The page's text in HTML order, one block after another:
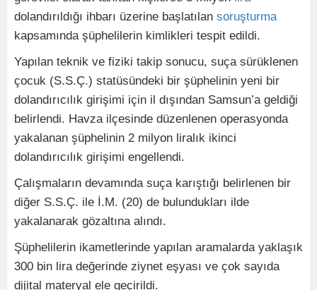
dolandırıldığı ihbarı üzerine başlatılan soruşturma
kapsamında şüphelilerin kimlikleri tespit edildi.
Yapılan teknik ve fiziki takip sonucu, suça sürüklenen
çocuk (S.S.Ç.) statüsündeki bir şüphelinin yeni bir
dolandırıcılık girişimi için il dışından Samsun’a geldiği
belirlendi. Havza ilçesinde düzenlenen operasyonda
yakalanan şüphelinin 2 milyon liralık ikinci
dolandırıcılık girişimi engellendi.
Çalışmaların devamında suça karıştığı belirlenen bir
diğer S.S.Ç. ile İ.M. (20) de bulundukları ilde
yakalanarak gözaltına alındı.
Şüphelilerin ikametlerinde yapılan aramalarda yaklaşık
300 bin lira değerinde ziynet eşyası ve çok sayıda
dijital materyal ele geçirildi.